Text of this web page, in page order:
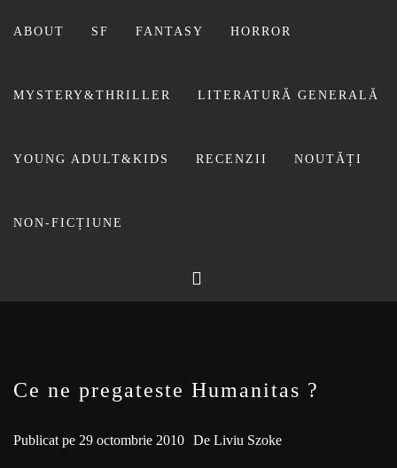
ABOUT SF FANTASY HORROR
MYSTERY&THRILLER LITERATURĂ GENERALĂ
YOUNG ADULT&KIDS RECENZII NOUTĂȚI
NON-FICȚIUNE
LIVIU
Ce ne pregateste Humanitas ?
Publicat pe 29 octombrie 2010 De Liviu Szoke